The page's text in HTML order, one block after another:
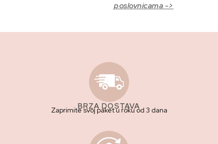
poslovnicama ->
BRZA DOSTAVA
Zaprimite svoj paket u roku od 3 dana